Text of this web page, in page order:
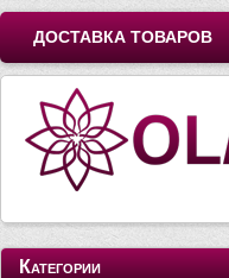
ДОСТАВКА ТОВАРОВ
Категории